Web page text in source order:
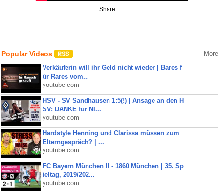
Share:
Popular Videos More
Verkäuferin will ihr Geld nicht wieder | Bares f
ür Rares vom...
youtube.com
HSV - SV Sandhausen 1:5(!) | Ansage an den H
SV: DANKE für NI...
youtube.com
Hardstyle Henning und Clarissa müssen zum
Elterngespräch? | ...
youtube.com
FC Bayern München II - 1860 München | 35. Sp
ieltag, 2019/202...
youtube.com